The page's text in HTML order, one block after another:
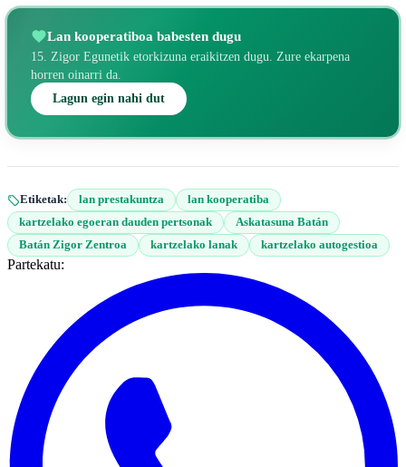
Lan kooperatiboa babesten dugu
15. Zigor Egunetik etorkizuna eraikitzen dugu. Zure ekarpena
horren oinarri da.
Lagun egin nahi dut
Etiketak: lan prestakuntza
lan kooperatiba
kartzelako egoeran dauden pertsonak
Askatasuna Batán
Batán Zigor Zentroa
kartzelako lanak kartzelako autogestioa
Partekatu: